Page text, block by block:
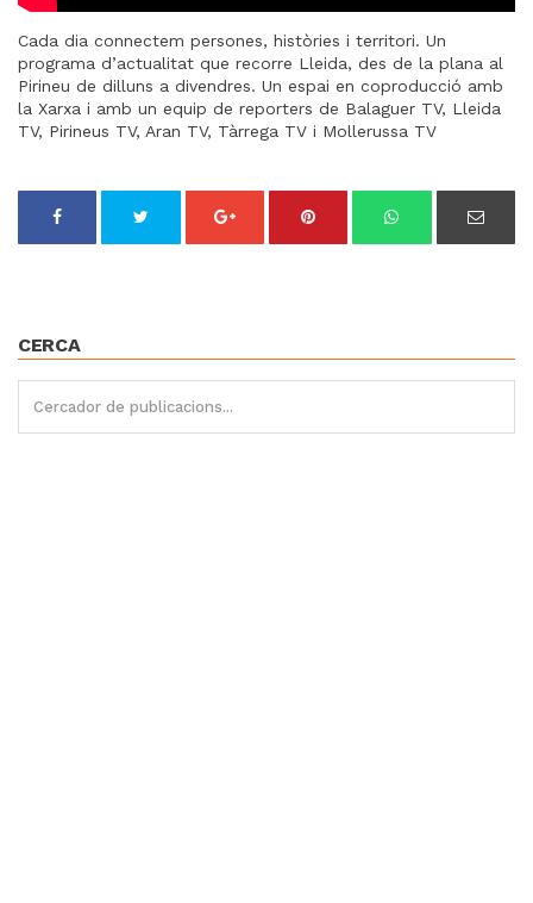
Cada dia connectem persones, històries i territori. Un
programa d’actualitat que recorre Lleida, des de la plana al
Pirineu de dilluns a divendres. Un espai en coproducció amb
la Xarxa i amb un equip de reporters de Balaguer TV, Lleida
TV, Pirineus TV, Aran TV, Tàrrega TV i Mollerussa TV
CERCA